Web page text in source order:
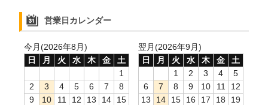
営業日カレンダー
今月(2026年8月)
日
月 火 水 木 金
土
1
2
3 4 5 6 7
8
9
10 11 12 13 14
15
翌月(2026年9月)
日
月 火 水 木 金
土
1
2 3 4
5
6
7 8 9 10 11
12
13
14 15 16 17 18
19